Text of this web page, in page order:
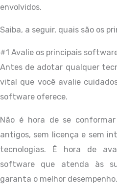
envolvidos.
Saiba, a seguir, quais são os
#1 Avalie os principais
Antes de adotar qualquer
vital que você avalie
software oferece.
Não é hora de se
antigos, sem licença e sem
tecnologias. É hora de
software que atenda às
garanta o melhor desempenho.